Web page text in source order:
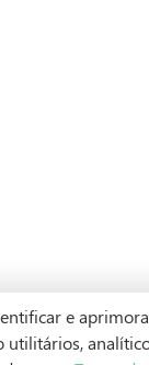
e
utilitários,